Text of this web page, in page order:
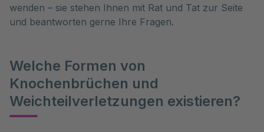
wenden – sie stehen Ihnen mit Rat und Tat zur Seite
und beantworten gerne Ihre Fragen.
Welche Formen von
Knochenbrüchen und
Weichteilverletzungen existieren?